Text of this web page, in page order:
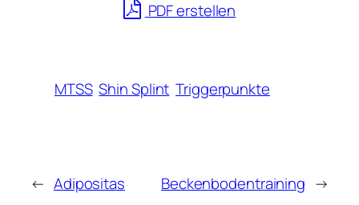
PDF erstellen
MTSS Shin Splint Triggerpunkte
← Adipositas Beckenbodentraining →